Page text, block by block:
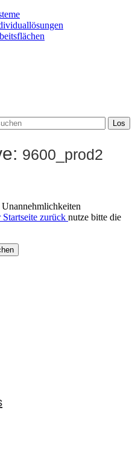
9600_prod2
zurück nutze bitte die